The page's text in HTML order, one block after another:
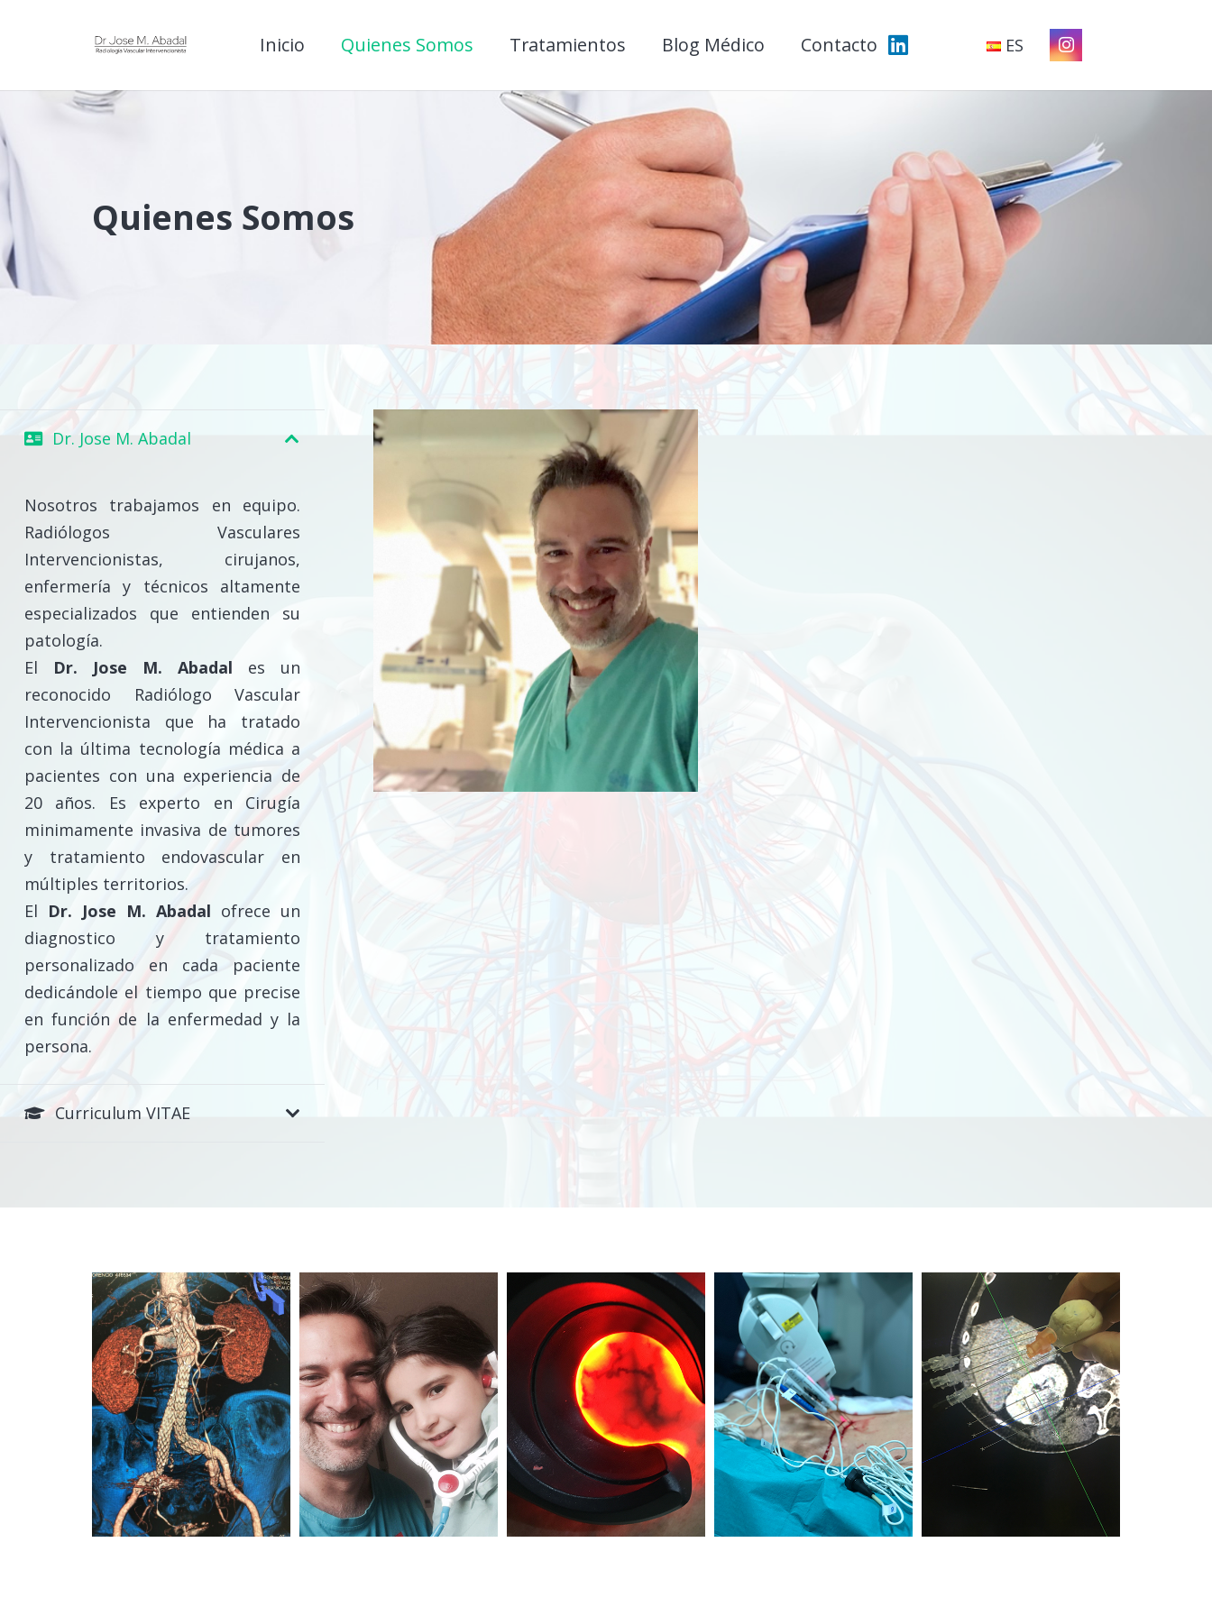
Inicio Quienes Somos Tratamientos Blog Médico Contacto ES
Quienes Somos
Dr. Jose M. Abadal
Nosotros trabajamos en equipo.
Radiólogos Vasculares
Intervencionistas, cirujanos,
enfermería y técnicos altamente
especializados que entienden su
patología.
El Dr. Jose M. Abadal es un
reconocido Radiólogo Vascular
Intervencionista que ha tratado
con la última tecnología médica a
pacientes con una experiencia de
20 años. Es experto en Cirugía
minimamente invasiva de tumores
y tratamiento endovascular en
múltiples territorios.
El Dr. Jose M. Abadal ofrece un
diagnostico y tratamiento
personalizado en cada paciente
dedicándole el tiempo que precise
en función de la enfermedad y la
persona.
Curriculum VITAE